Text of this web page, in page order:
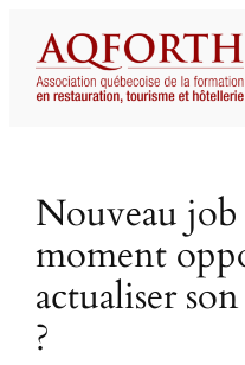
contenu
Nouveau job
moment
actualiser
?